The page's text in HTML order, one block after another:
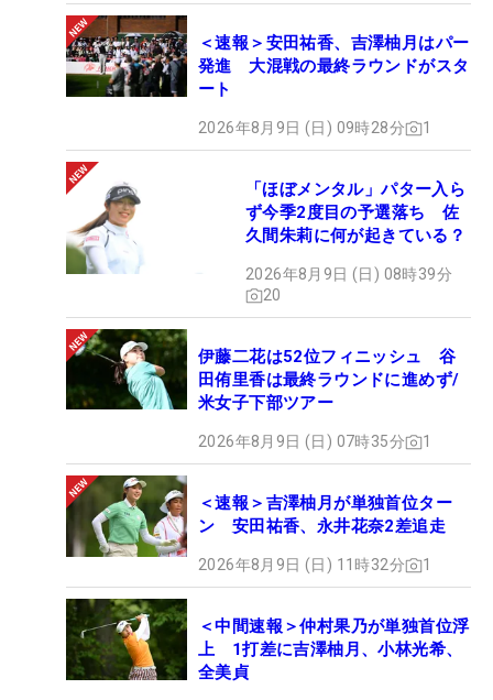
＜速報＞安田祐香、吉澤柚月はパー
発進 大混戦の最終ラウンドがスタ
ート
2026年8月9日 (日) 09時28分 1
「ほぼメンタル」パター入ら
ず今季2度目の予選落ち 佐
久間朱莉に何が起きている？
2026年8月9日 (日) 08時39分
20
伊藤二花は52位フィニッシュ 谷
田侑里香は最終ラウンドに進めず/
米女子下部ツアー
2026年8月9日 (日) 07時35分 1
＜速報＞吉澤柚月が単独首位ター
ン 安田祐香、永井花奈2差追走
2026年8月9日 (日) 11時32分 1
＜中間速報＞仲村果乃が単独首位浮
上 1打差に吉澤柚月、小林光希、
全美貞